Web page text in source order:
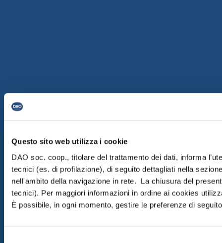
Questo sito web utilizza i cookie
DAO soc. coop., titolare del trattamento dei dati, informa
tecnici (es. di profilazione), di seguito dettagliati nella
nell'ambito della navigazione in rete. La chiusura del
tecnici). Per maggiori informazioni in ordine ai cookies
È possibile, in ogni momento, gestire le preferenze di